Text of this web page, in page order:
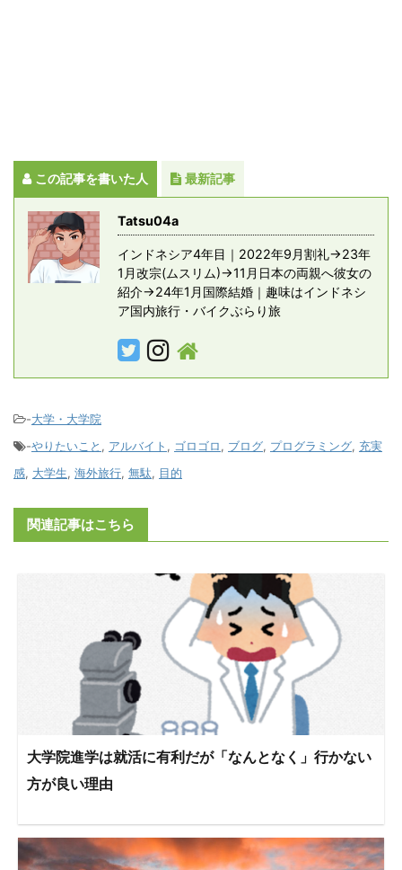
この記事を書いた人 最新記事
Tatsu04a
インドネシア4年目｜2022年9月割礼→23年
1月改宗(ムスリム)→11月日本の両親へ彼女の
紹介→24年1月国際結婚｜趣味はインドネシ
ア国内旅行・バイクぶらり旅
-大学・大学院
-やりたいこと , アルバイト , ゴロゴロ, ブログ, プログラミング, 充実
感, 大学生, 海外旅行, 無駄, 目的
関連記事はこちら
大学院進学は就活に有利だが「なんとなく」行かない
方が良い理由